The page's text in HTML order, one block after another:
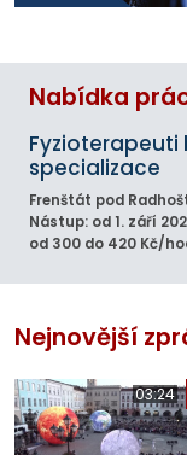
Nabídka
Fyzioterapeuti
specializace
Frenštát pod
Nástup: od 1. září
od 300 do 420 Kč/
Nejnovější
03:24